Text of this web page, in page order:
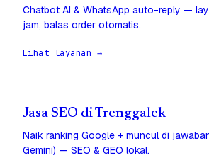
Chatbot AI & WhatsApp auto-reply —
jam, balas order otomatis.
Lihat layanan →
Jasa SEO di Trenggalek
Naik ranking Google + muncul di
Gemini) — SEO & GEO lokal.